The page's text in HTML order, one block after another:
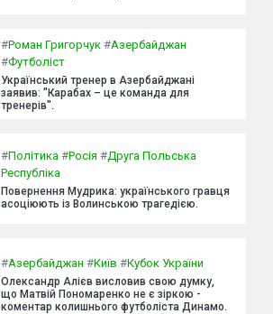
#Роман Григорчук #Азербайджан
#Футболіст
Український тренер в Азербайджані
заявив: "Карабах – це команда для
тренерів".
#Політика #Росія #Друга Польська
Республіка
Повернення Мудрика: українського гравця
асоціюють із Волинською трагедією.
#Азербайджан #Київ #Кубок України
Олександр Алієв висловив свою думку,
що Матвій Пономаренко не є зіркою -
коментар колишнього футболіста Динамо.